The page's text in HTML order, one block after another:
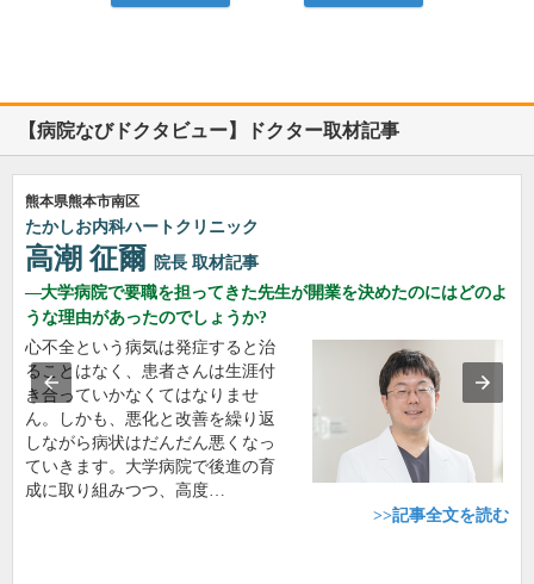
【病院なびドクタビュー】ドクター取材記事
熊本県熊本市南区
たかしお内科ハートクリニック
高潮 征爾 院長 取材記事
大学病院で要職を担ってきた先生が開業を決めたのにはどのよ
うな理由があったのでしょうか?
心不全という病気は発症すると治
ることはなく、患者さんは生涯付
き合っていかなくてはなりませ
ん。しかも、悪化と改善を繰り返
しながら病状はだんだん悪くなっ
ていきます。大学病院で後進の育
成に取り組みつつ、高度…
>>記事全文を読む